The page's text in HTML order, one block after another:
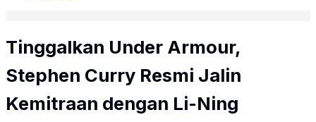
Tinggalkan Under Armour,
Stephen Curry Resmi Jalin
Kemitraan dengan Li-Ning